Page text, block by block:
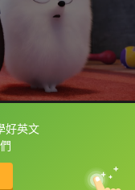
好英文
字典喔！